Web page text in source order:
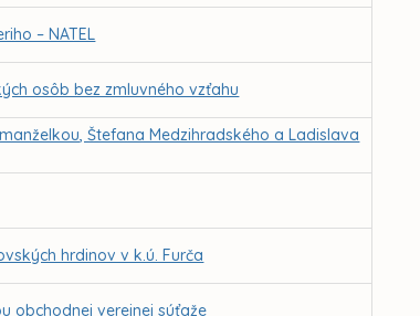
– NATEL
osôb bez zmluvného vzťahu
Štefana Medzihradského a Ladislava
hrdinov v k.ú. Furča
obchodnej verejnej súťaže